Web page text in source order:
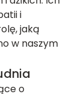
i
jaką
w naszym
o